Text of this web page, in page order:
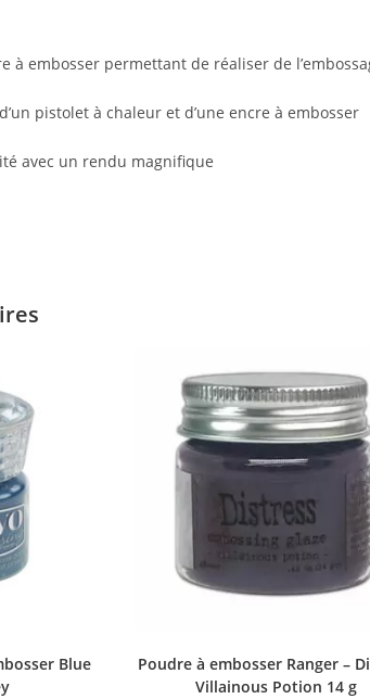
à embosser permettant de réaliser de
pistolet à chaleur et d’une encre à embosser
avec un rendu magnifique
Blue
Poudre à embosser Ranger –
Villainous Potion 14 g